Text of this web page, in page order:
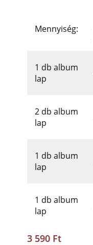
Mennyiség:
1 db album
lap
2 db album
lap
1 db album
lap
1 db album
lap
3 590 Ft